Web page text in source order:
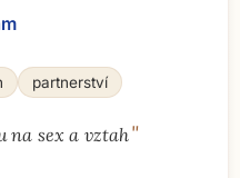
partnerství
na sex a vztah"